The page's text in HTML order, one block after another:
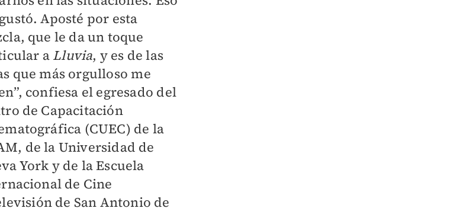
Aposté por esta
que le da un toque
aLluvia, y es de las
que más orgulloso me
confiesa el egresado del
de Capacitación
(CUEC) de la
de la Universidad de
York y de la Escuela
de Cine
de San Antonio de